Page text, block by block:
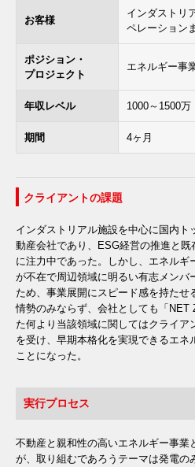
お客様
インダストリ
ペレーション
ポジション・
プロジェクト
エネルギー事
年収レベル 1000～1500万
期間 4ヶ月
クライアントの課題
インダストリアル施設を中心に国内ト
動産会社であり、ESG経営の推進と
に注力中であった。しかし、エネルギ
が不在で周辺領域に明るい有志メンバ
ため、事業展開にスピード感を持たせ
情勢のみならず、会社としても「NET
た何より当該領域に関してはクライア
を受け、早期本格化を実現できるエネ
ことになった。
実行プロセス
不動産と親和性の高いエネルギー事業
が、取り組むであろうテーマは発電の